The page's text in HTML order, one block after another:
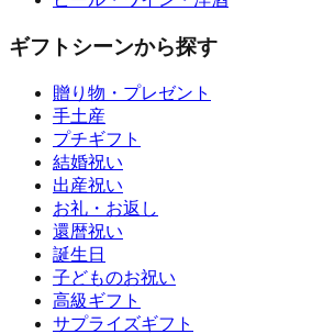
ギフトシーンから探す
贈り物・プレゼント
手土産
プチギフト
結婚祝い
出産祝い
お礼・お返し
還暦祝い
誕生日
子どものお祝い
高級ギフト
サプライズギフト